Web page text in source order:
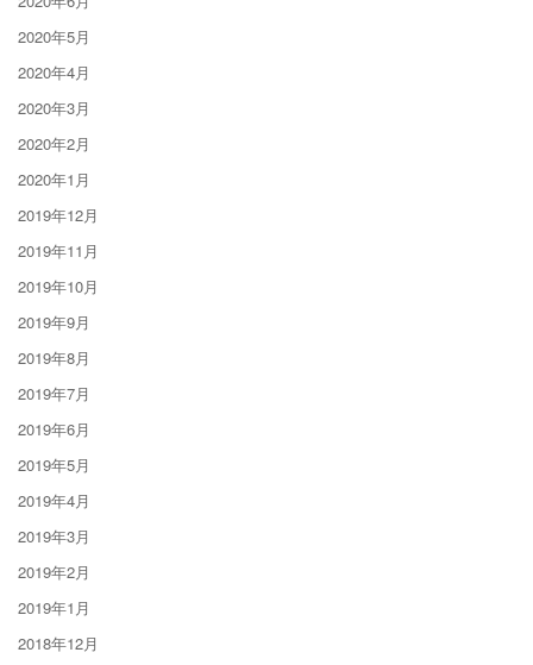
2020年5月
2020年4月
2020年3月
2020年2月
2020年1月
2019年12月
2019年11月
2019年10月
2019年9月
2019年8月
2019年7月
2019年6月
2019年5月
2019年4月
2019年3月
2019年2月
2019年1月
2018年12月